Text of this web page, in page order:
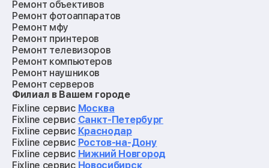
Ремонт объективов
Ремонт фотоаппаратов
Ремонт мфу
Ремонт принтеров
Ремонт телевизоров
Ремонт компьютеров
Ремонт наушников
Ремонт серверов
Ремонт мониторов
Ремонт квадрокоптеров
Ремонт электросамокатов
Ремонт материнских плат
Ремонт видеокарт
Ремонт кофемашин
Ремонт vr систем
Филиал в Вашем городе
Fixline сервис Москва
Fixline сервис Санкт-Петербург
Fixline сервис Краснодар
Fixline сервис Ростов-на-Дону
Fixline сервис Нижний Новгород
Fixline сервис Новосибирск